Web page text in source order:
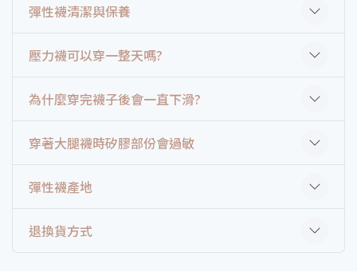
彈性襪清潔與保養
壓力襪可以穿一整天嗎?
為什麼穿完襪子後會一直下滑?
穿著大腿襪時矽膠部份會過敏
彈性襪產地
退換貨方式